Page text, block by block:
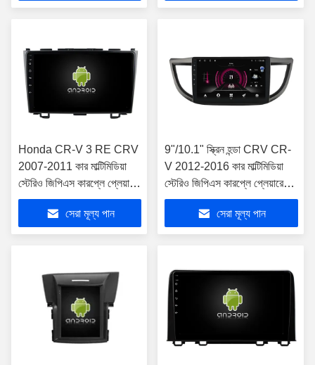
Honda CR-V 3 RE CRV
2007-2011 কার মাল্টিমিডিয়া
স্টেরিও জিপিএস কারপ্লে প্লেয়ারের
জন্য 9"/10.1" স্ক্রীন
সেরা মূল্য পান
9"/10.1" স্ক্রিন হন্ডা CRV CR-
V 2012-2016 কার মাল্টিমিডিয়া
স্টেরিও জিপিএস কারপ্লে প্লেয়ারের
জন্য
সেরা মূল্য পান